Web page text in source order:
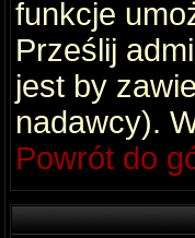
funkcje
Prześlij
jest by
nadawcy).
Powrót do